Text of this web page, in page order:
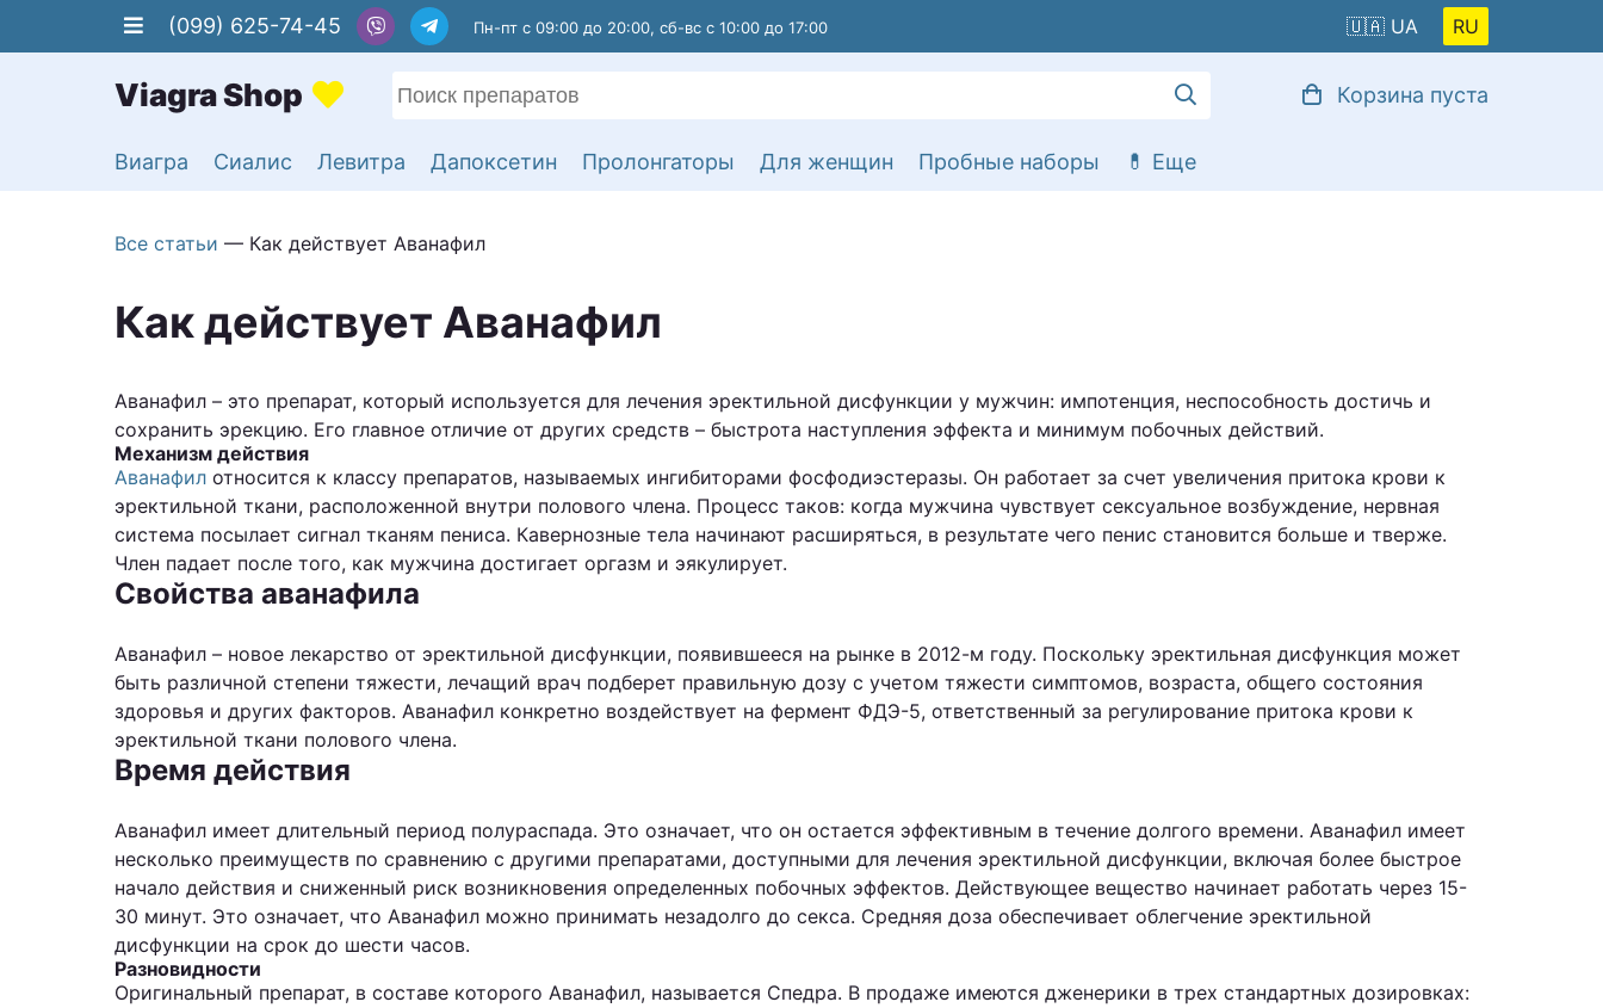
(099) 625-74-45 Пн-пт с 09:00 до 20:00, сб-вс с 10:00 до 17:00 🇺🇦
Корзина пуста
Виагра Сиалис Левитра Дапоксетин Пролонгаторы Для женщин Пробные наборы
Все статьи — Как действует Аванафил
Как действует Аванафил
Аванафил – это препарат, который используется для лечения эректильной дисфункции у мужчин: импотенция, неспособность достичь и
сохранить эрекцию. Его главное отличие от других средств – быстрота наступления эффекта и минимум побочных действий.
Механизм действия
Аванафил относится к классу препаратов, называемых ингибиторами фосфодиэстеразы. Он работает за счет увеличения притока крови к
эректильной ткани, расположенной внутри полового члена. Процесс таков: когда мужчина чувствует сексуальное возбуждение, нервная
система посылает сигнал тканям пениса. Кавернозные тела начинают расширяться, в результате чего пенис становится больше и тверже.
Член падает после того, как мужчина достигает оргазм и эякулирует.
Свойства аванафила
Аванафил – новое лекарство от эректильной дисфункции, появившееся на рынке в 2012-м году. Поскольку эректильная дисфункция может
быть различной степени тяжести, лечащий врач подберет правильную дозу с учетом тяжести симптомов, возраста, общего состояния
здоровья и других факторов. Аванафил конкретно воздействует на фермент ФДЭ-5, ответственный за регулирование притока крови к
эректильной ткани полового члена.
Время действия
Аванафил имеет длительный период полураспада. Это означает, что он остается эффективным в течение долгого времени. Аванафил имеет
несколько преимуществ по сравнению с другими препаратами, доступными для лечения эректильной дисфункции, включая более быстрое
начало действия и сниженный риск возникновения определенных побочных эффектов. Действующее вещество начинает работать через 15-
30 минут. Это означает, что Аванафил можно принимать незадолго до секса. Средняя доза обеспечивает облегчение эректильной
дисфункции на срок до шести часов.
Разновидности
Оригинальный препарат, в составе которого Аванафил, называется Спедра. В продаже имеются дженерики в трех стандартных дозировках: